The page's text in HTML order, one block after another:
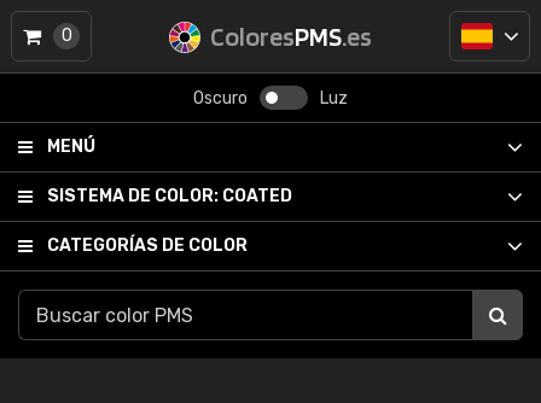
ColoresPMS.es
Oscuro Luz
MENÚ
SISTEMA DE COLOR: COATED
CATEGORÍAS DE COLOR
0